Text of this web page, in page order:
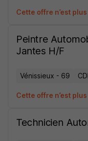
Cette offre n’est
Peintre
Jantes H/F
Vénissieux - 69 CDI
Cette offre n’est
Technicien